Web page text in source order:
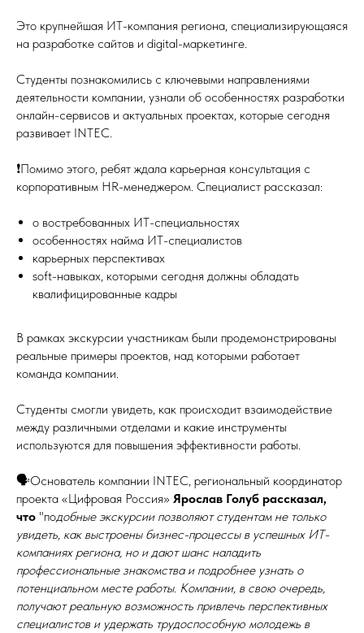
Это крупнейшая ИТ-компания региона, специализирующаяся
на разработке сайтов и digital-маркетинге.
Студенты познакомились с ключевыми направлениями
деятельности компании, узнали об особенностях разработки
онлайн-сервисов и актуальных проектах, которые сегодня
развивает INTEC.
❗️Помимо этого, ребят ждала карьерная консультация с
корпоративным HR-менеджером. Специалист рассказал:
о востребованных ИТ-специальностях
особенностях найма ИТ-специалистов
карьерных перспективах
soft-навыках, которыми сегодня должны обладать
квалифицированные кадры
В рамках экскурсии участникам были продемонстрированы
реальные примеры проектов, над которыми работает
команда компании.
Студенты смогли увидеть, как происходит взаимодействие
между различными отделами и какие инструменты
используются для повышения эффективности работы.
🗣Основатель компании INTEC, региональный координатор
проекта «Цифровая Россия» Ярослав Голуб рассказал,
что "подобные экскурсии позволяют студентам не только
увидеть, как выстроены бизнес-процессы в успешных ИТ-
компаниях региона, но и дают шанс наладить
профессиональные знакомства и подробнее узнать о
потенциальном месте работы. Компании, в свою очередь,
получают реальную возможность привлечь перспективных
специалистов и удержать трудоспособную молодежь в